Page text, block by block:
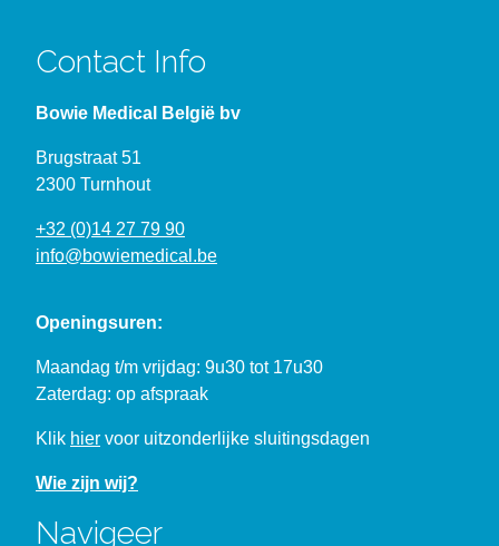
Contact Info
Bowie Medical België bv
Brugstraat 51
2300 Turnhout
+32 (0)14 27 79 90
info@bowiemedical.be
Openingsuren:
Maandag t/m vrijdag: 9u30 tot 17u30
Zaterdag: op afspraak
Klik hier voor uitzonderlijke sluitingsdagen
Wie zijn wij?
Navigeer